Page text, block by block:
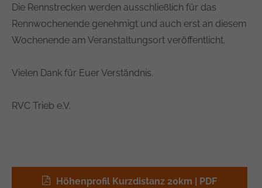
Die Rennstrecken werden ausschließlich für das
Rennwochenende genehmigt und auch erst an diesem
Wochenende am Veranstaltungsort veröffentlicht.
Vielen Dank für Euer Verständnis.
RVC Trieb e.V.
Höhenprofil Kurzdistanz 20km | PDF